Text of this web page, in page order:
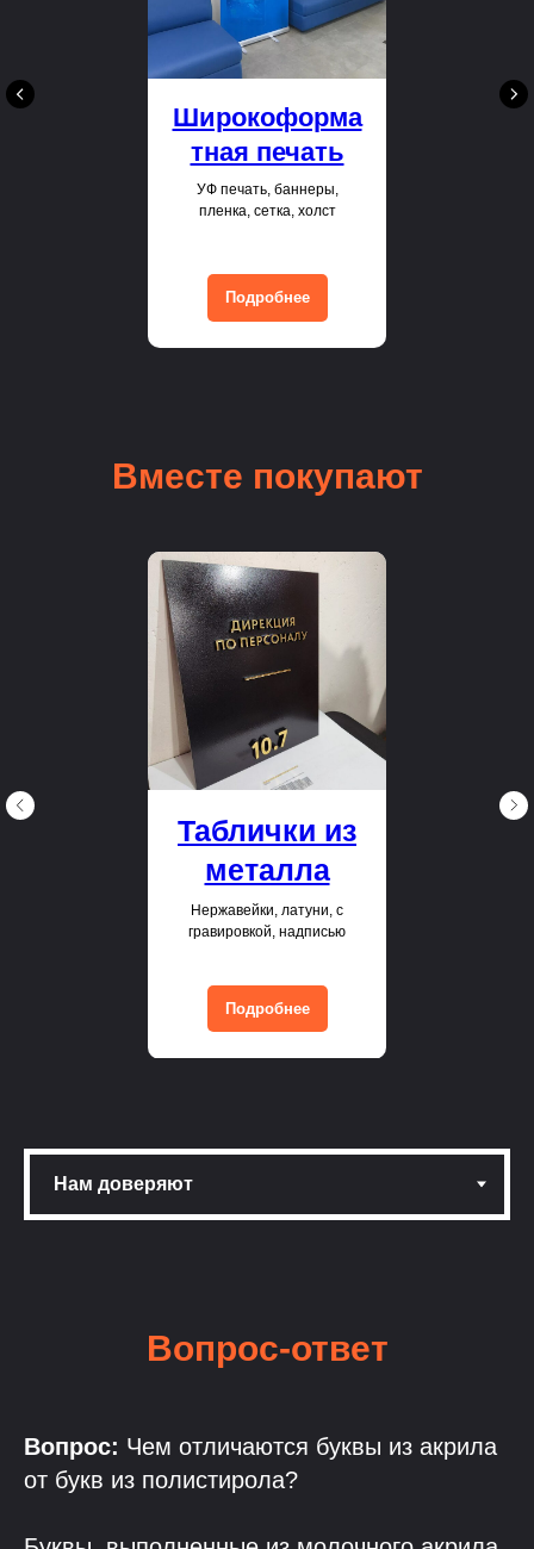
Широкоформа
тная печать
УФ печать, баннеры,
пленка, сетка, холст
Подробнее
Вместе покупают
Таблички из
металла
Нержавейки, латуни, с
гравировкой, надписью
Подробнее
Вопрос-ответ
Вопрос: Чем отличаются буквы из акрила
от букв из полистирола?